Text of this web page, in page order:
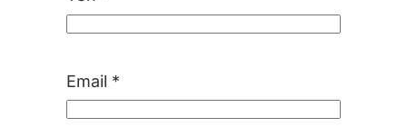
Email *